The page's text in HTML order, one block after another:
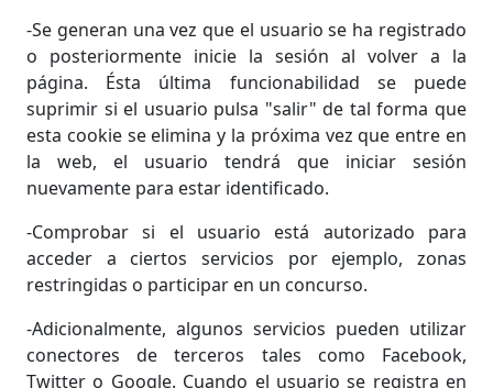
-Se generan una vez que el usuario se ha registrado
o posteriormente inicie la sesión al volver a la
página. Ésta última funcionabilidad se puede
suprimir si el usuario pulsa "salir" de tal forma que
esta cookie se elimina y la próxima vez que entre en
la web, el usuario tendrá que iniciar sesión
nuevamente para estar identificado.
-Comprobar si el usuario está autorizado para
acceder a ciertos servicios por ejemplo, zonas
restringidas o participar en un concurso.
-Adicionalmente, algunos servicios pueden utilizar
conectores de terceros tales como Facebook,
Twitter o Google. Cuando el usuario se registra en